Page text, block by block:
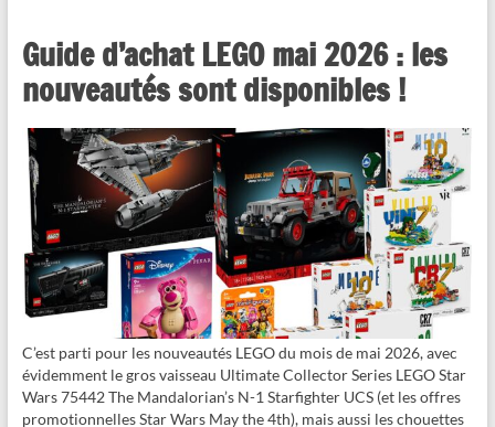
Guide d’achat LEGO mai 2026 : les
nouveautés sont disponibles !
C’est parti pour les nouveautés LEGO du mois de mai 2026, avec
évidemment le gros vaisseau Ultimate Collector Series LEGO Star
Wars 75442 The Mandalorian’s N-1 Starfighter UCS (et les offres
promotionnelles Star Wars May the 4th), mais aussi les chouettes